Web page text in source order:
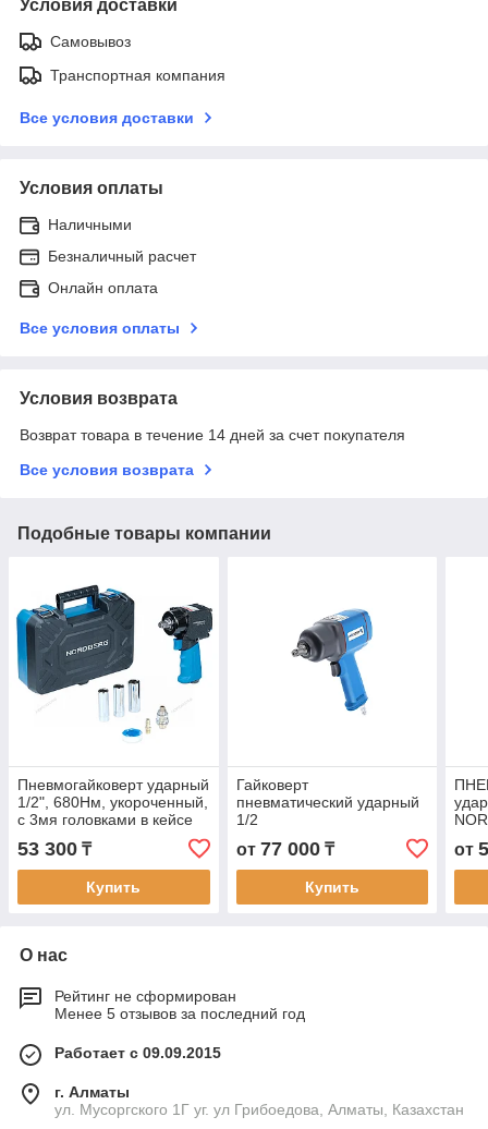
Условия доставки
Самовывоз
Транспортная компания
Все условия доставки
Условия оплаты
Наличными
Безналичный расчет
Онлайн оплата
Все условия оплаты
Условия возврата
Возврат товара в течение 14 дней за счет покупателя
Все условия возврата
Подобные товары компании
Пневмогайковерт ударный
1/2", 680Нм, укороченный,
с 3мя головками в кейсе
NORDBERG
53 300 ₸
Купить
Гайковерт
пневматический ударный
1/2
от 77 000₸
Купить
от
О нас
Рейтинг не сформирован
Менее 5 отзывов за последний год
Работает с 09.09.2015
г. Алматы
ул. Мусоргского 1Г уг. ул Грибоедова, Алматы, Казахстан